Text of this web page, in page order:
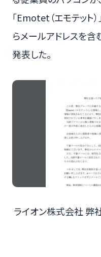
「Emotet（エモテット
らメールアドレスを
発表した。
ライオン株式会社 弊